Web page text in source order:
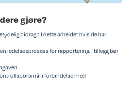
gjøre?
bidrag til dette arbeidet hvis de har
ledelsesprosess for rapportering. I tillegg bør
i forbindelse med